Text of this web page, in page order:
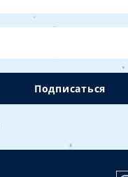
Подписаться